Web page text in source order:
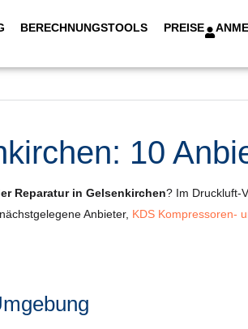
BERECHNUNGSTOOLS PREISE
10
Reparatur in Gelsenkirchen? Im Druckluft-
Anbieter, KDS Kompressoren-